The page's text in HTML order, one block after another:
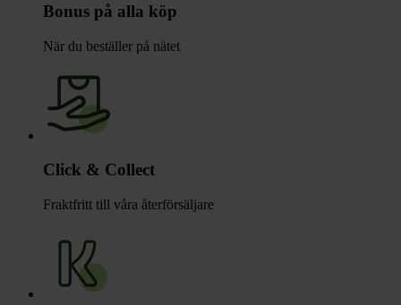
Bonus på alla köp
När du beställer på nätet
Click & Collect
Fraktfritt till våra återförsäljare